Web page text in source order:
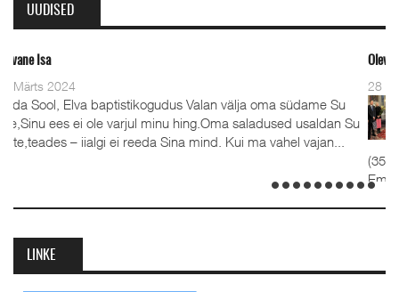
UUDISED
Valan välja oma südame Su
hing.Oma saladused usaldan Su
mind. Kui ma vahel vajan...
Oleviste kahe pastori ordineerimine
Detsember 2023 Kaks
advendipühapäeval seati
koguduses pastoriteks
(35), kelle kõrval seisavad
Emilia. Ordineerimine toimus
LINKE